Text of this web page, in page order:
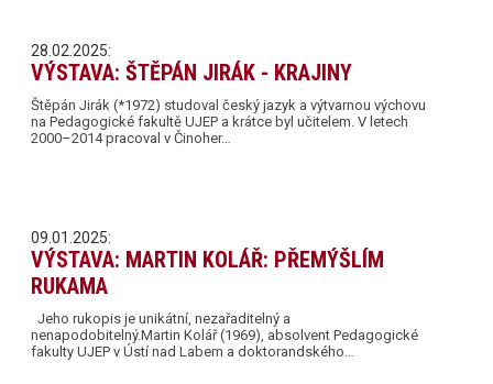
28.02.2025:
VÝSTAVA: ŠTĚPÁN JIRÁK - KRAJINY
Štěpán Jirák (*1972) studoval český jazyk a výtvarnou výchovu
na Pedagogické fakultě UJEP a krátce byl učitelem. V letech
2000–2014 pracoval v Činoher…
09.01.2025:
VÝSTAVA: MARTIN KOLÁŘ: PŘEMÝŠLÍM
RUKAMA
Jeho rukopis je unikátní, nezařaditelný a
nenapodobitelný.Martin Kolář (1969), absolvent Pedagogické
fakulty UJEP v Ústí nad Labem a doktorandského…